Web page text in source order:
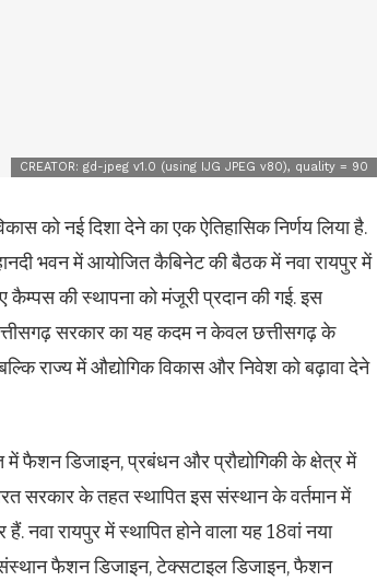
CREATOR: gd-jpeg v1.0 (using IJG JPEG v80), quality = 90
को नई दिशा देने का एक ऐतिहासिक निर्णय लिया है.
भवन में आयोजित कैबिनेट की बैठक में नवा रायपुर में
कैम्पस की स्थापना को मंजूरी प्रदान की गई. इस
सरकार का यह कदम न केवल छत्तीसगढ़ के
राज्य में औद्योगिक विकास और निवेश को बढ़ावा देने
में फैशन डिजाइन, प्रबंधन और प्रौद्योगिकी के क्षेत्र में
सरकार के तहत स्थापित इस संस्थान के वर्तमान में
नवा रायपुर में स्थापित होने वाला यह 18वां नया
संस्थान फैशन डिजाइन, टेक्सटाइल डिजाइन, फैशन